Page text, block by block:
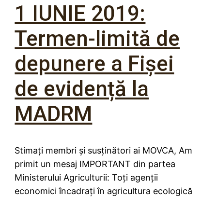
1 IUNIE 2019:
Termen-limită de
depunere a Fișei
de evidență la
MADRM
Stimați membri și susținători ai MOVCA, Am
primit un mesaj IMPORTANT din partea
Ministerului Agriculturii: Toți agenții
economici încadrați în agricultura ecologică